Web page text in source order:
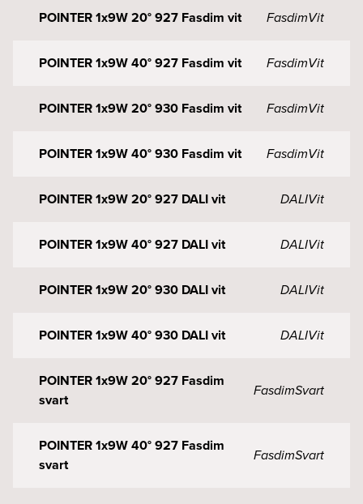
POINTER 1x9W 20° 927 Fasdim vit FasdimVit
POINTER 1x9W 40° 927 Fasdim vit FasdimVit
POINTER 1x9W 20° 930 Fasdim vit FasdimVit
POINTER 1x9W 40° 930 Fasdim vit FasdimVit
POINTER 1x9W 20° 927 DALI vit DALIVit
POINTER 1x9W 40° 927 DALI vit DALIVit
POINTER 1x9W 20° 930 DALI vit DALIVit
POINTER 1x9W 40° 930 DALI vit DALIVit
POINTER 1x9W 20° 927 Fasdim
svart
FasdimSvart
POINTER 1x9W 40° 927 Fasdim
svart
FasdimSvart